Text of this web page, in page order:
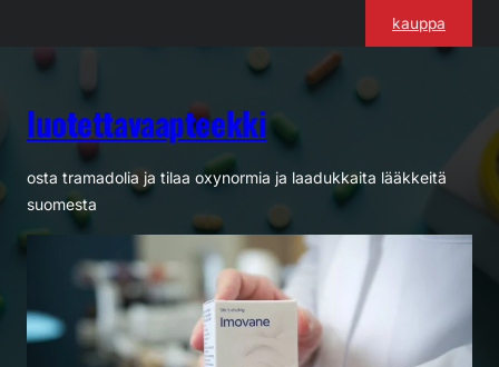
kauppa
luotettavaapteekki
osta tramadolia ja tilaa oxynormia ja laadukkaita lääkkeitä
suomesta